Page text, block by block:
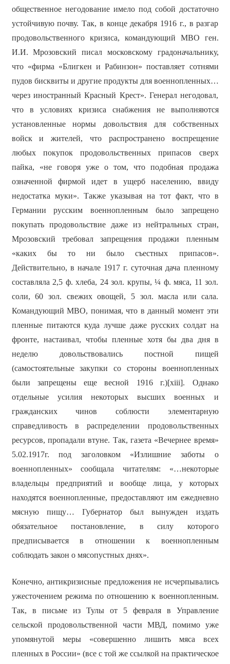
общественное негодование имело под собой достаточно
устойчивую почву. Так, в конце декабря 1916 г., в разгар
продовольственного кризиса, командующий МВО ген.
И.И. Мрозовский писал московскому градоначальнику,
что «фирма «Блигкен и Рабинзон» поставляет сотнями
пудов бисквиты и другие продукты для военнопленных…
через иностранный Красный Крест». Генерал негодовал,
что в условиях кризиса снабжения не выполняются
установленные нормы довольствия для собственных
войск и жителей, что распространено воспрещение
любых покупок продовольственных припасов сверх
пайка, «не говоря уже о том, что подобная продажа
означенной фирмой идет в ущерб населению, ввиду
недостатка муки». Также указывая на тот факт, что в
Германии русским военнопленным было запрещено
покупать продовольствие даже из нейтральных стран,
Мрозовский требовал запрещения продажи пленным
«каких бы то ни было съестных припасов».
Действительно, в начале 1917 г. суточная дача пленному
составляла 2,5 ф. хлеба, 24 зол. крупы, ¼ ф. мяса, 11 зол.
соли, 60 зол. свежих овощей, 5 зол. масла или сала.
Командующий МВО, понимая, что в данный момент эти
пленные питаются куда лучше даже русских солдат на
фронте, настаивал, чтобы пленные хотя бы два дня в
неделю довольствовались постной пищей
(самостоятельные закупки со стороны военнопленных
были запрещены еще весной 1916 г.)[xiii]. Однако
отдельные усилия некоторых высших военных и
гражданских чинов соблюсти элементарную
справедливость в распределении продовольственных
ресурсов, пропадали втуне. Так, газета «Вечернее время»
5.02.1917г. под заголовком «Излишние заботы о
военнопленных» сообщала читателям: «…некоторые
владельцы предприятий и вообще лица, у которых
находятся военнопленные, предоставляют им ежедневно
мясную пищу… Губернатор был вынужден издать
обязательное постановление, в силу которого
предписывается в отношении к военнопленным
соблюдать закон о мясопустных днях».
Конечно, антикризисные предложения не исчерпывались
ужесточением режима по отношению к военнопленным.
Так, в письме из Тулы от 5 февраля в Управление
сельской продовольственной части МВД, помимо уже
упомянутой меры «совершенно лишить мяса всех
пленных в России» (все с той же ссылкой на практическое